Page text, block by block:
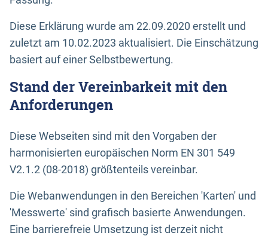
Diese Erklärung wurde am 22.09.2020 erstellt und
zuletzt am 10.02.2023 aktualisiert. Die Einschätzung
basiert auf einer Selbstbewertung.
Stand der Vereinbarkeit mit den
Anforderungen
Diese Webseiten sind mit den Vorgaben der
harmonisierten europäischen Norm EN 301 549
V2.1.2 (08-2018) größtenteils vereinbar.
Die Webanwendungen in den Bereichen 'Karten' und
'Messwerte' sind grafisch basierte Anwendungen.
Eine barrierefreie Umsetzung ist derzeit nicht